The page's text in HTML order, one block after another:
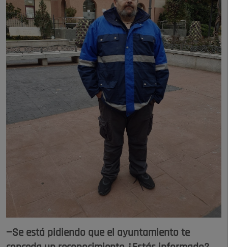
—Se está pidiendo que el ayuntamiento te